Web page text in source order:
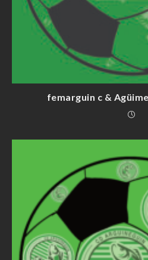
femarguin c &